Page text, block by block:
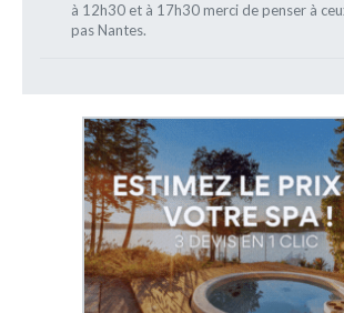
à 12h30 et à 17h30 merci de penser à
pas Nantes.